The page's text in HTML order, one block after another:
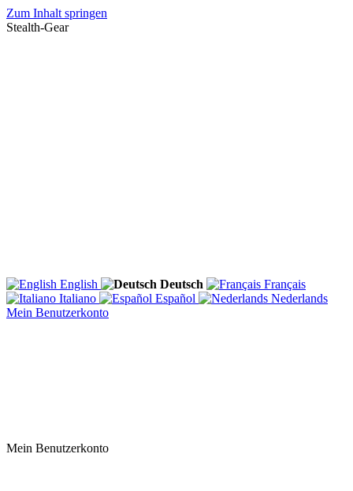
Zum Inhalt springen
Stealth-Gear
English Deutsch
Français
Italiano
Español
Nederlands
Mein Benutzerkonto
Mein Benutzerkonto